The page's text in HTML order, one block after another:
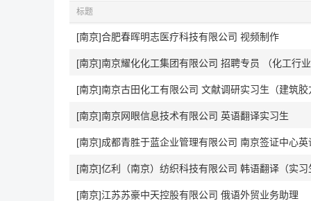
标题
[南京]合肥春晖明志医疗科技有限公司 视频制作
[南京]南京耀化化工集团有限公司 招聘专员 （化工行
[南京]南京古田化工有限公司 文献调研实习生（建筑
[南京]南京网眼信息技术有限公司 英语翻译实习生
[南京]成都青胜于蓝企业管理有限公司 南京签证中心
[南京]亿利（南京）纺织科技有限公司 韩语翻译（实习
[南京]江苏苏豪中天控股有限公司 俄语外贸业务助理